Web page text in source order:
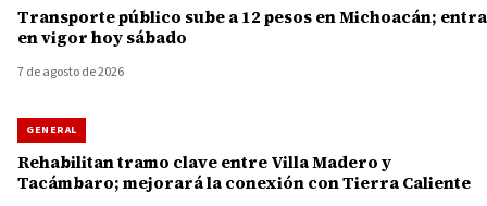
Transporte público sube a 12 pesos en Michoacán; entra
en vigor hoy sábado
7 de agosto de 2026
GENERAL
Rehabilitan tramo clave entre Villa Madero y
Tacámbaro; mejorará la conexión con Tierra Caliente